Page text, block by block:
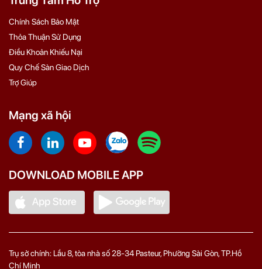
Chính Sách Bảo Mật
Thỏa Thuận Sử Dụng
Điều Khoản Khiếu Nại
Quy Chế Sàn Giao Dịch
Trợ Giúp
Mạng xã hội
DOWNLOAD MOBILE APP
Trụ sở chính: Lầu 8, tòa nhà số 28-34 Pasteur, Phường Sài Gòn, TP.Hồ
Chí Minh